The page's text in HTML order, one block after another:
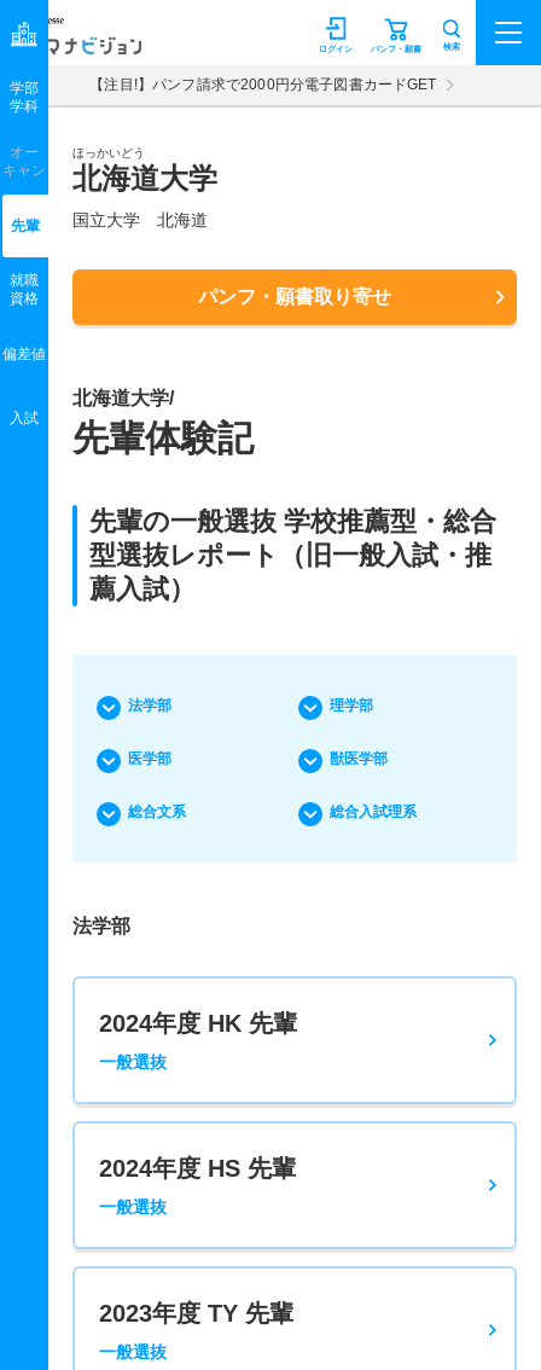
マナビジョン パンフ・願書
ログイン 検索
【注目!】パンフ請求で2000円分電子図書カードGET
ほっかいどう
北海道大学
国立大学 北海道
パンフ・願書取り寄せ
学部
学科
オー
キャン
先輩
就職
資格
偏差値
入試
北海道大学/
先輩体験記
先輩の一般選抜 学校推薦型・総合
型選抜レポート（旧一般入試・推
薦入試）
法学部 理学部
医学部 獣医学部
総合文系 総合入試理系
法学部
2024年度 HK 先輩
一般選抜
2024年度 HS 先輩
一般選抜
2023年度 TY 先輩
一般選抜